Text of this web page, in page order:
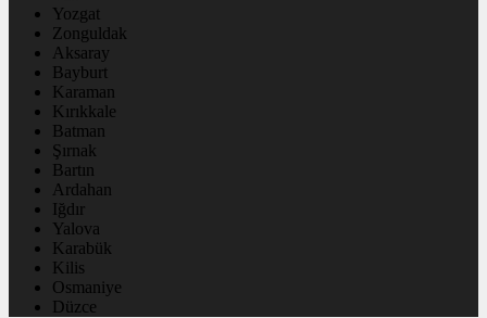
Yozgat
Zonguldak
Aksaray
Bayburt
Karaman
Kırıkkale
Batman
Şırnak
Bartın
Ardahan
Iğdır
Yalova
Karabük
Kilis
Osmaniye
Düzce